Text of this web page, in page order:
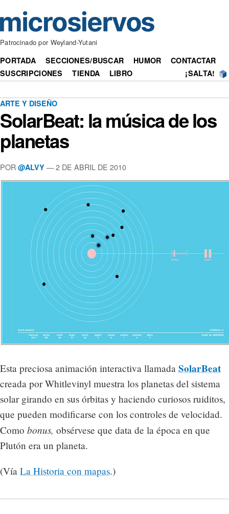
Patrocinado por Weyland-Yutani
PORTADA SECCIONES/BUSCAR HUMOR
CONTACTAR
SUSCRIPCIONES
TIENDA LIBRO ¡SALTA!
ARTE Y DISEÑO
SolarBeat: la música de los
planetas
POR @ALVY — 2 DE ABRIL DE 2010
Esta preciosa animación interactiva llamada SolarBeat
creada por Whitlevinyl muestra los planetas del sistema
solar girando en sus órbitas y haciendo curiosos ruiditos,
que pueden modificarse con los controles de velocidad.
Como bonus, obsérvese que data de la época en que
Plutón era un planeta.
(Vía La Historia con mapas.)